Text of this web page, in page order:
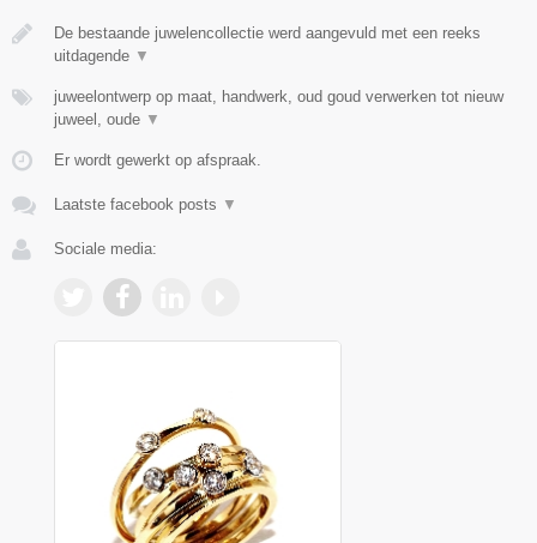
De bestaande juwelencollectie werd aangevuld met een reeks
uitdagende ▼
juweelontwerp op maat, handwerk, oud goud verwerken tot nieuw
juweel, oude ▼
Er wordt gewerkt op afspraak.
Laatste facebook posts ▼
Sociale media: